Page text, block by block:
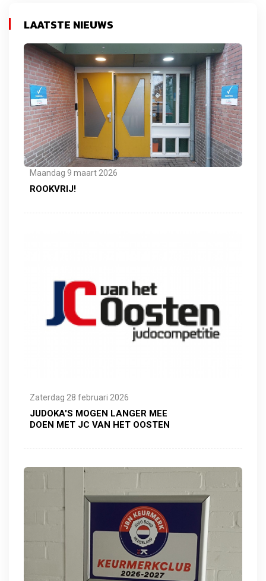
LAATSTE NIEUWS
Maandag 9 maart 2026
ROOKVRIJ!
Zaterdag 28 februari 2026
JUDOKA'S MOGEN LANGER MEE
DOEN MET JC VAN HET OOSTEN